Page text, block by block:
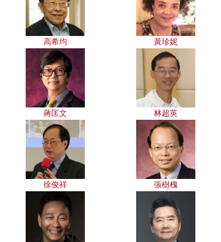
高希均 黃珍妮
蔣匡文 林超英
徐俊祥 張樹槐